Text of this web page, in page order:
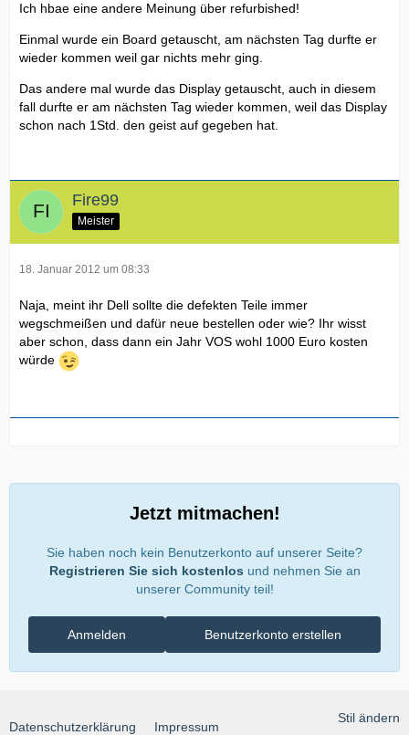
Ich hbae eine andere Meinung über refurbished!
Einmal wurde ein Board getauscht, am nächsten Tag durfte er
wieder kommen weil gar nichts mehr ging.
Das andere mal wurde das Display getauscht, auch in diesem
fall durfte er am nächsten Tag wieder kommen, weil das Display
schon nach 1Std. den geist auf gegeben hat.
Fire99
Meister
18. Januar 2012 um 08:33
Naja, meint ihr Dell sollte die defekten Teile immer
wegschmeißen und dafür neue bestellen oder wie? Ihr wisst
aber schon, dass dann ein Jahr VOS wohl 1000 Euro kosten
würde
Jetzt mitmachen!
Sie haben noch kein Benutzerkonto auf unserer Seite?
Registrieren Sie sich kostenlos und nehmen Sie an
unserer Community teil!
Benutzerkonto erstellen
Anmelden
Stil ändern
Datenschutzerklärung Impressum